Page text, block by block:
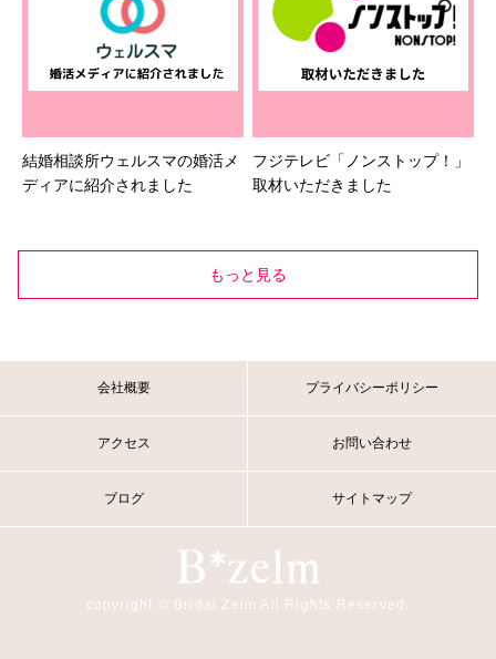
結婚相談所ウェルスマの婚活メ
ディアに紹介されました
フジテレビ「ノンストップ！」
取材いただきました
もっと見る
会社概要 プライバシーポリシー
アクセス お問い合わせ
ブログ サイトマップ
copyright © Bridal Zelm All Rights Reserved.